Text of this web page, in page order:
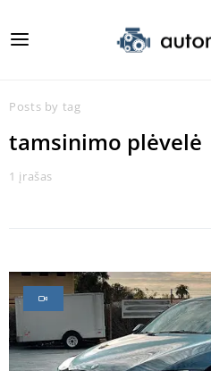
Posts by tag
tamsinimo plėvelė
1 įrašas